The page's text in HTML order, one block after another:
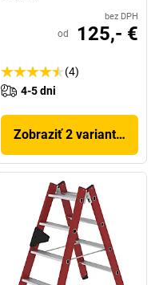
bez DPH
od 125,- €
(4)
4-5 dni
Zobraziť 2 variantov